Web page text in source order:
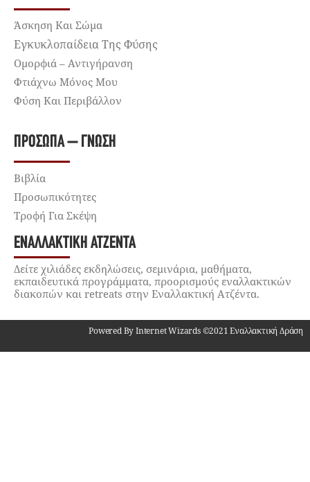
Άσκηση Και Σώμα
Εγκυκλοπαίδεια Της Φύσης
Ομορφιά – Αντιγήρανση
Φτιάχνω Μόνος Μου
Φύση Και Περιβάλλον
ΠΡΌΣΩΠΑ – ΓΝΏΣΗ
Βιβλία
Προσωπικότητες
Τροφή Για Σκέψη
ΕΝΑΛΛΑΚΤΙΚΉ ΑΤΖΈΝΤΑ
Δείτε χιλιάδες εκδηλώσεις, σεμινάρια, μαθήματα,
εκπαιδευτικά προγράμματα, προορισμούς εναλλακτικών
διακοπών και retreats στην Εναλλακτική Ατζέντα.
Powered By Internet Wizards ©2021 Εναλλακτική Δράση